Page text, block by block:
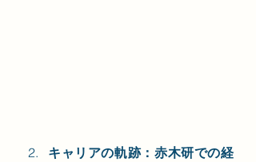
キャリアの軌跡：赤木研での経